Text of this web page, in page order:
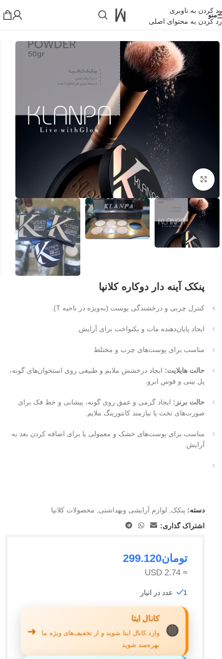
رد کردن به ناوبری
رد کردن به محتوای اصلی
!تجربه یک خرید عالی فرصت را از دست ندهید همین امروز از تخفیفات
ویژه بهرمند شوید!
منو
خانه» فروشگاه اینترنتی واکارنا
بزرگنمایی تصویر
پنکک آینه دار دوکاره کلانپا
کنترل چربی و درخشندگی پوست (به‌ویژه در ناحیه T).
ایجاد پایان‌دهنده مات و یکنواخت برای آرایش.
مناسب برای پوست‌های چرب و مختلط
حالت هایلایت: ایجاد درخشش ملایم و طبیعی روی استخوان‌های گونه،
پل بینی و قوس ابرو.
حالت برنز: ایجاد گرمی و عمق روی گونه، پیشانی و خط فک برای
صورت‌های تخت یا نیازمند کانتورینگ ملایم.
مناسب برای پوست‌های خشک و معمولی یا برای اضافه کردن بعد به
آرایش.
دسته: پنکک لوازم آرایشی وبهداشتی
محصولات کلانپا
اشتراک گذاری:
تومان299.120
≈ 2.74 USD
1 عدد در انبار
🟠
کانال ایتا
وارد کانال ایتا شوید و از تخفیف‌های ویژه ما
بهره‌مند شوید
➜